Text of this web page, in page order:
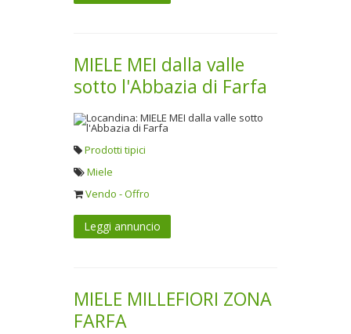
MIELE MEI dalla valle
sotto l'Abbazia di Farfa
Prodotti tipici
Miele
Vendo - Offro
Leggi annuncio
MIELE MILLEFIORI ZONA
FARFA